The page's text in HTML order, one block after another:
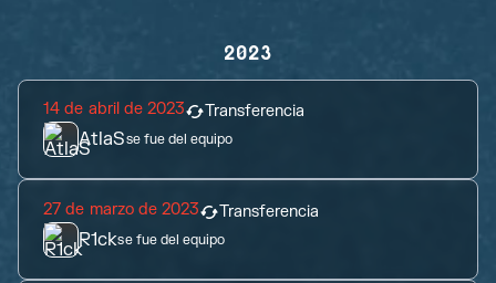
2023
14 de abril de 2023 Transferencia
AtlaSse fue del equipo
27 de marzo de 2023 Transferencia
R1ckse fue del equipo